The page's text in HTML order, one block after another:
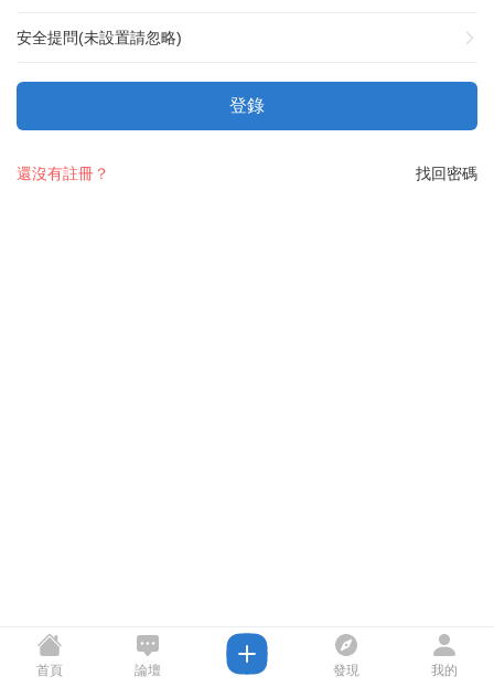
安全提問(未設置請忽略)
登錄
找回密碼
還沒有註冊？
首頁 論壇 發現 我的